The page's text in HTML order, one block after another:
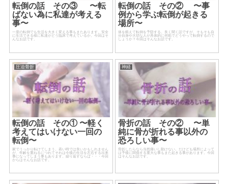
転倒の話 その③ 〜転
ばない為に私達が考える
事〜
一度の転倒でも生活を大きく変える事もまたあります。安全
に生活できる様に私達がどう臨床で考えているか。今回はそ
んなお話です。
転倒の話 その② 〜事
例から学ぶ転倒が起きる
場所〜
体を鍛えて転倒を予防する。良く聞く話ですが、そもそも自
分自身や大切な人が具体的に何処でどうやって転倒するので
しょうか？今回はそんなお話です。
圧迫骨折
転倒の話 その① 〜軽く
考えてはいけない一回の
転倒〜
家でうっかり転けてしまう。若い時では良いかもしれません
が、年齢を重ねるにつれてそれは今後の生活を左右する出来
事になってしまう事もあります。繰り返すならば・・・今回
からはそんなお話です。
神経
骨折の話 その② 〜単
純に骨が折れる事以外の
恐ろしい事〜
骨折したらなら当然痛いし動けない。だけども場所によって
は予後に関係する重大な事もまた起きる事があります。今回
はそんなお話です。